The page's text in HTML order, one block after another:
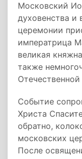
Московский
духовенства и
церемонии
императрица
великая
также
Событие
Христа
обратно,
московских
После